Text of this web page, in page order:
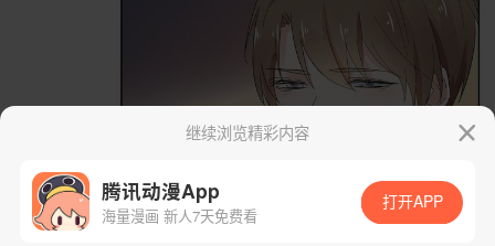
App免费看
继续浏览精彩内容
腾讯动漫App
海量漫画 新人7天免费看
打开APP